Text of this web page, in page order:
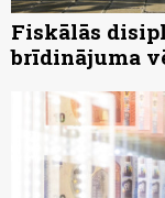
Fiskālās
brīdinājuma